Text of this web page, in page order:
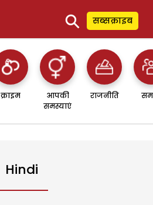
⚲ सब्सक्राइब
क्राइम
आपकी
समस्याएं
राजनीति
Hindi